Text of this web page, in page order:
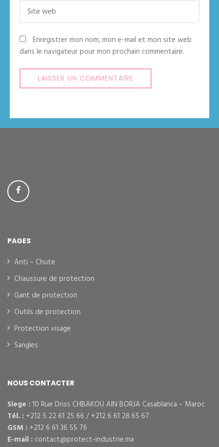
Site
Enregistrer mon nom, mon e-mail et mon site web
dans le navigateur pour mon prochain commentaire.
PAGES
Anti – Chute
Chaussure de protection
Gant de protection
Outils de protection
Protection visage
Sangles
NOUS CONTACTER
Siege :10 Rue Driss CHBAKOU AIN BORJA Casablanca – Maroc
Tél. : +212 5 22 61 25 66 / +212 6 61 28 65 67
GSM : +212 6 61 36 55 76
E-mail : contact@protect-industrie.ma